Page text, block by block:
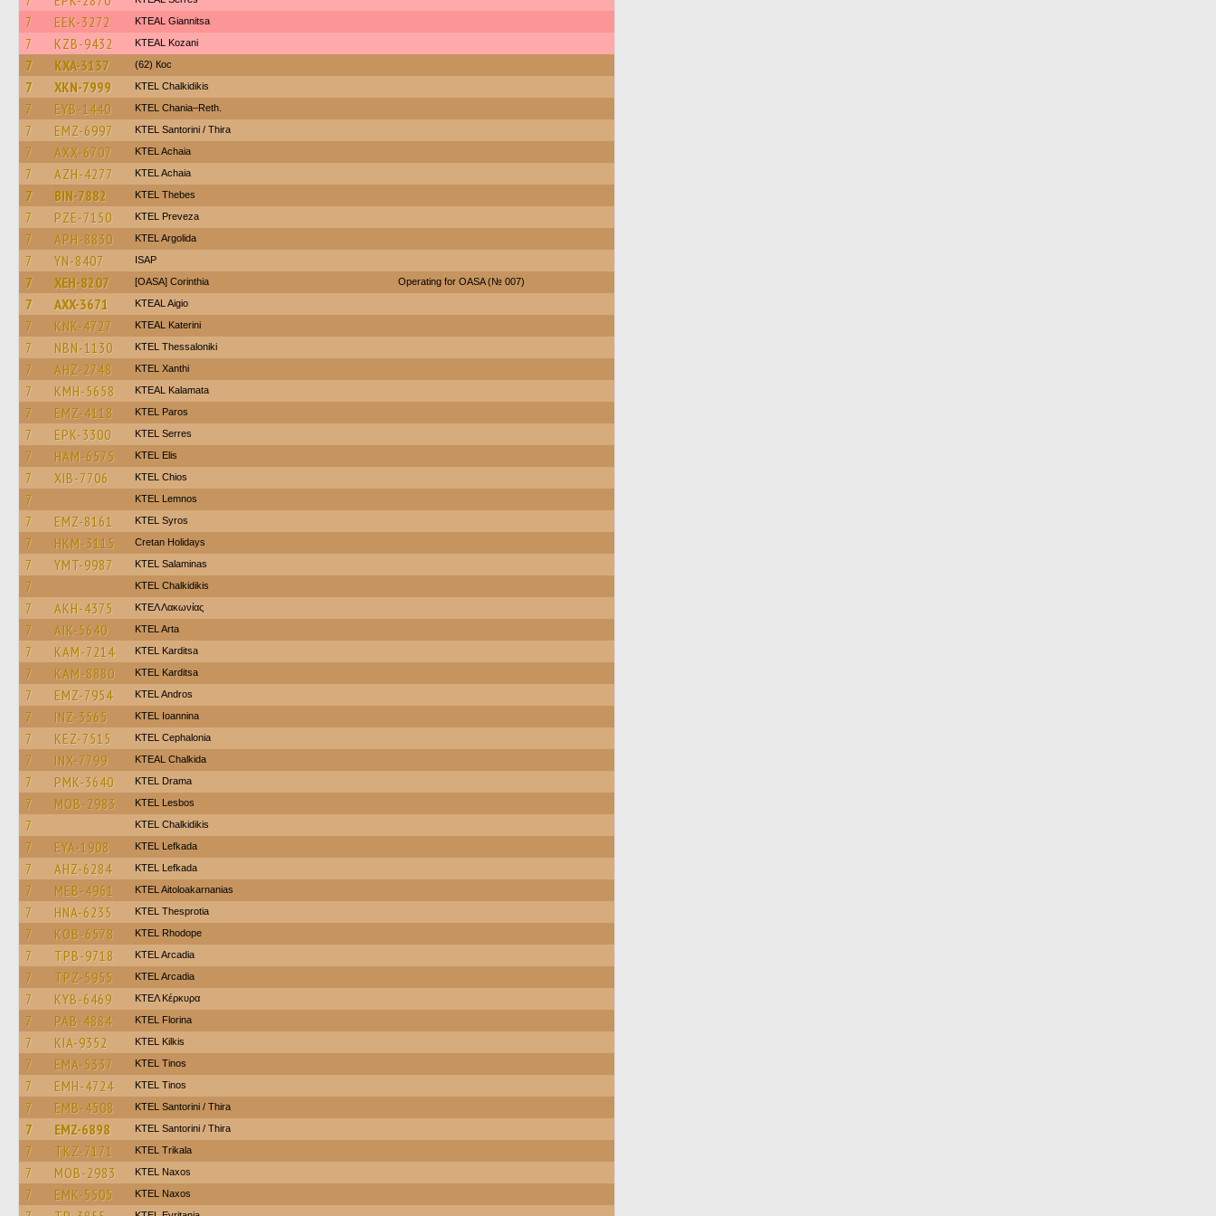
7 EEK-3272 KTEAL Giannitsa
7 KZB-9432 KTEAL Kozani
7 KXA-3137 (62) Кос
7 XKN-7999 ΚΤΕL Chalkidikis
7 EYB-1440 KTEL Chania–Reth.
7 EMZ-6997 KTEL Santorini / Thira
7 AXX-6707 KTEL Achaia
7 AZH-4277 KTEL Achaia
7 BIN-7882 KTEL Thebes
7 PZE-7150 KTEL Preveza
7 APH-8830 KTEL Argolida
7 YN-8407 ISAP
7 XEH-8207 [OASA] Corinthia Operating for OASA (№ 007)
7 AXX-3671 KTEAL Aigio
7 KNK-4727 KTEAL Katerini
7 NBN-1130 KTEL Thessaloniki
7 AHZ-2748 KTEL Xanthi
7 KMH-5658 KTEAL Kalamata
7 EMZ-4118 KTEL Paros
7 EPK-3300 KTEL Serres
7 HAM-6575 KTEL Elis
7 XIB-7706 KTEL Chios
7 KTEL Lemnos
7 EMZ-8161 KTEL Syros
7 HKM-3115 Cretan Holidays
7 YMT-9987 KTEL Salaminas
7 ΚΤΕL Chalkidikis
7 AKH-4375 ΚΤΕΛ Λακωνίας
7 AIK-5640 KTEL Arta
7 KAM-7214 ΚΤΕL Karditsa
7 KAM-8880 ΚΤΕL Karditsa
7 EMZ-7954 KTEL Andros
7 INZ-3565 KTEL Ioannina
7 KEZ-7515 KTEL Cephalonia
7 INX-7799 KTEAL Chalkida
7 PMK-3640 KTEL Drama
7 MOB-2983 KTEL Lesbos
7 ΚΤΕL Chalkidikis
7 EYA-1908 KTEL Lefkada
7 AHZ-6284 KTEL Lefkada
7 MEB-4961 KTEL Aitoloakarnanias
7 HNA-6235 KTEL Thesprotia
7 KOB-6578 KTEL Rhodope
7 TPB-9718 KTEL Arcadia
7 TPZ-5955 KTEL Arcadia
7 KYB-6469 ΚΤΕΛ Κέρκυρα
7 PAB-4884 KTEL Florina
7 KIA-9352 KTEL Kilkis
7 EMA-5337 KTEL Tinos
7 EMH-4724 KTEL Tinos
7 EMB-4508 KTEL Santorini / Thira
7 EMZ-6898 KTEL Santorini / Thira
7 TKZ-7171 ΚΤΕL Τrikala
7 MOB-2983 KTEL Naxos
7 EMK-5505 KTEL Naxos